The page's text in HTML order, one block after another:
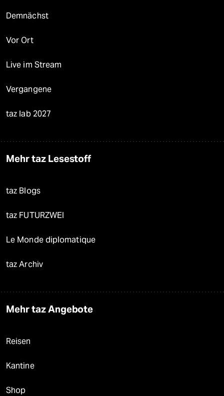
Demnächst
Vor Ort
Live im Stream
Vergangene
taz lab 2027
Mehr taz Lesestoff
taz Blogs
taz FUTURZWEI
Le Monde diplomatique
taz Archiv
Mehr taz Angebote
Reisen
Kantine
Shop